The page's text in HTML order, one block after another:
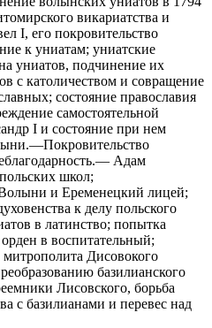
викариатства и
I, его покровительство
к униатам; униатские
униатов, подчинение их
с католичеством и совращение
состояние православия
самостоятельной
I и состояние при нем
Адам
школ;
и Еременецкий лицей;
к делу польского
в латинство; попытка
в воспитательный;
митрополита Дисовокого
базилианского
Лисовского, борьба
с базилианами и перевес над